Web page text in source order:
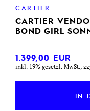
CARTIER
CARTIER
BOND GIRL
1.399,00 EUR
inkl. 19% gesetzl. MwSt.,
IN